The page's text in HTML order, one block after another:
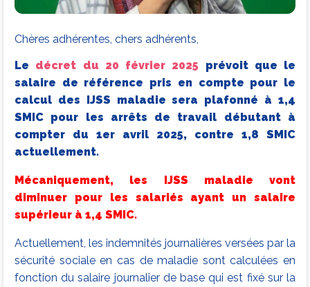
Chères adhérentes, chers adhérents,
Le décret du 20 février 2025 prévoit que le
salaire de référence pris en compte pour le
calcul des IJSS maladie sera plafonné à 1,4
SMIC pour les arrêts de travail débutant à
compter du 1er avril 2025, contre 1,8 SMIC
actuellement.
Mécaniquement, les IJSS maladie vont
diminuer pour les salariés ayant un salaire
supérieur à 1,4 SMIC.
Actuellement, les indemnités journalières versées par la
sécurité sociale en cas de maladie sont calculées en
fonction du salaire journalier de base qui est fixé sur la